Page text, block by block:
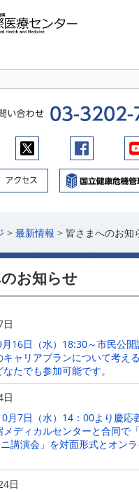
>最新情報 > 皆さまへのお知
お知らせ
16日（水）18:30～市民公
キャリアプランについて考え
なたでも参加可能です。
月7日（水）14：00より慶応
メディカルセンターと合同で
講演会」を対面形式とオン
日